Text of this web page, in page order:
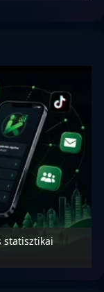
statisztikai